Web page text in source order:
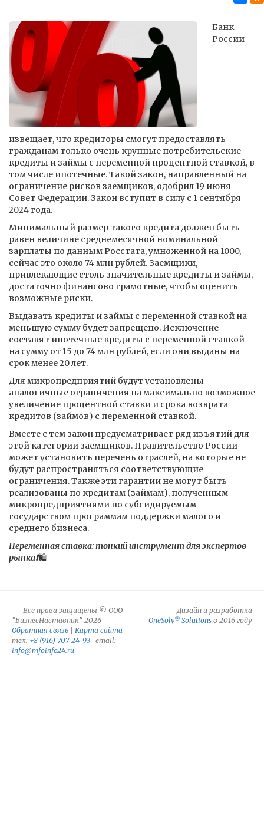
Банк
России
извещает, что кредиторы смогут предоставлять
гражданам только очень крупные потребительские
кредиты и займы с переменной процентной ставкой, в
том числе ипотечные. Такой закон, направленный на
ограничение рисков заемщиков, одобрил 19 июня
Совет Федерации. Закон вступит в силу с 1 сентября
2024 года.
Минимальный размер такого кредита должен быть
равен величине среднемесячной номинальной
зарплаты по данным Росстата, умноженной на 1000,
сейчас это около 74 млн рублей. Заемщики,
привлекающие столь значительные кредиты и займы,
достаточно финансово грамотные, чтобы оценить
возможные риски.
Выдавать кредиты и займы с переменной ставкой на
меньшую сумму будет запрещено. Исключение
составят ипотечные кредиты с переменной ставкой
на сумму от 15 до 74 млн рублей, если они выданы на
срок менее 20 лет.
Для микропредприятий будут установлены
аналогичные ограничения на максимально возможное
увеличение процентной ставки и срока возврата
кредитов (займов) с переменной ставкой.
Вместе с тем закон предусматривает ряд изъятий для
этой категории заемщиков. Правительство России
может установить перечень отраслей, на которые не
будут распространяться соответствующие
ограничения. Также эти гарантии не могут быть
реализованы по кредитам (займам), полученным
микропредприятиями по субсидируемым
государством программам поддержки малого и
среднего бизнеса.
Переменная ставка: тонкий инструмент для экспертов
рынка❗️🛍
Все права защищены © ООО
"БизнесНаставник" 2026
Обратная связь
Карта сайта
тел: +8 (916) 707-24-93 email:
info@mfoinfo24.ru
Дизайн и разработка
OneSolv® Solutions в 2016 году